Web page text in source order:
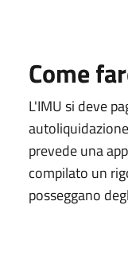
Come
L'IMU si deve
prevede una
compilato un
posseggano